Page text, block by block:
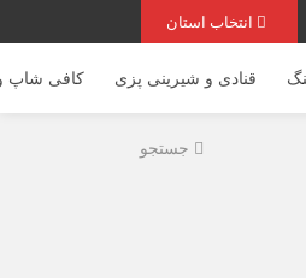
قنادی و شیرینی پزی کافی شاپ و
جستجو